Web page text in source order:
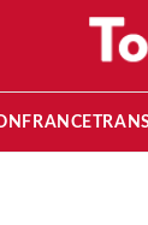
FRANCE